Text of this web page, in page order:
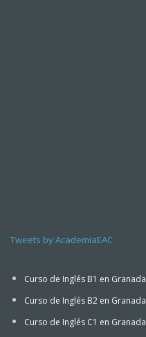
Tweets by AcademiaEAC
Curso de Inglés B1 en Granada
Curso de Inglés B2 en Granada
Curso de Inglés C1 en Granada